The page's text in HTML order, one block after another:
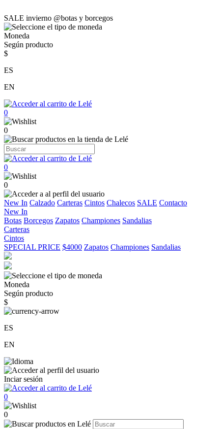
SALE invierno @botas y borcegos
Moneda
Según producto
$
ES
EN
0
0
0
0
New In Calzado Carteras Cintos Chalecos SALE Contacto
New In
Botas Borcegos Zapatos Championes Sandalias
Carteras
Cintos
SPECIAL PRICE $4000 Zapatos Championes Sandalias
Moneda
Según producto
$
ES
EN
Inciar sesión
0
0